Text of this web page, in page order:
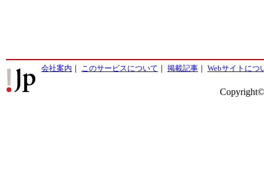
会社案内 ｜ このサービスについて ｜ 掲載記事 ｜ Webサイトにつ